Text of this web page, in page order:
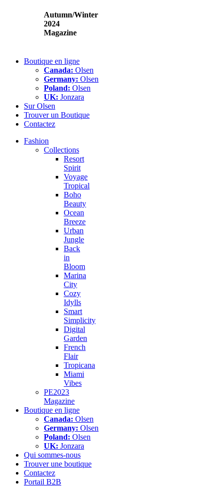
Autumn/Winter
2024
Magazine
Boutique en ligne
Canada: Olsen
Germany: Olsen
Poland: Olsen
UK: Jonzara
Sur Olsen
Trouver un Boutique
Contactez
Fashion
Collections
Resort
Spirit
Voyage
Tropical
Boho
Beauty
Ocean
Breeze
Urban
Jungle
Back
in
Bloom
Marina
City
Cozy
Idylls
Smart
Simplicity
Digital
Garden
French
Flair
Tropicana
Miami
Vibes
PE2023
Magazine
Boutique en ligne
Canada: Olsen
Germany: Olsen
Poland: Olsen
UK: Jonzara
Qui sommes-nous
Trouver une boutique
Contactez
Portail B2B